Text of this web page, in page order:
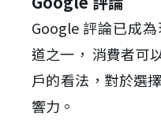
Google 評論已成
道之一， 消費者可
戶的看法，對於選
響力。